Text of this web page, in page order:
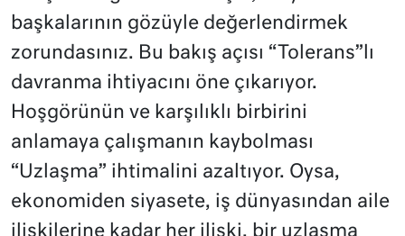
başkalarının gözüyle değerlendirmek
zorundasınız. Bu bakış açısı “Tolerans”lı
davranma ihtiyacını öne çıkarıyor.
Hoşgörünün ve karşılıklı birbirini
anlamaya çalışmanın kaybolması
“Uzlaşma” ihtimalini azaltıyor. Oysa,
ekonomiden siyasete, iş dünyasından aile